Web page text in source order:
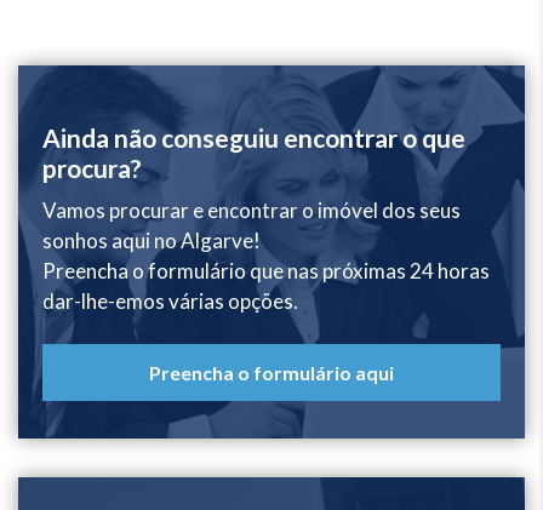
Ainda não conseguiu encontrar o que
procura?
Vamos procurar e encontrar o imóvel dos seus
sonhos aqui no Algarve!
Preencha o formulário que nas próximas 24 horas
dar-lhe-emos várias opções.
Preencha o formulário aqui